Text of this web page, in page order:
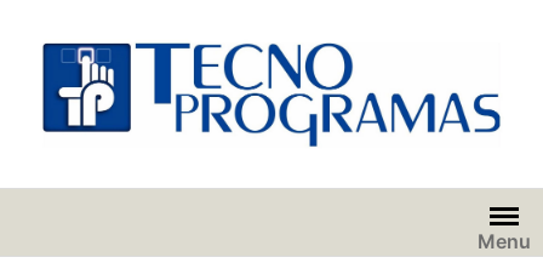
contenido
Menu